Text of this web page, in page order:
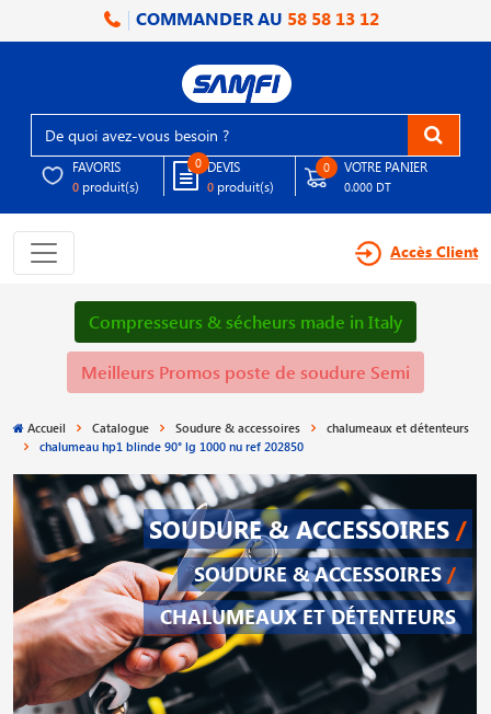
COMMANDER AU 58 58 13 12
FAVORIS
0 produit(s)
0 DEVIS
0 produit(s)
0 VOTRE PANIER
0.000 DT
Accès Client
Compresseurs & sécheurs made in Italy
Meilleurs Promos poste de soudure Semi
Accueil Catalogue Soudure & accessoires
chalumeaux et détenteurs
chalumeau hp1 blinde 90° lg 1000 nu ref 202850
SOUDURE & ACCESSOIRES /
SOUDURE & ACCESSOIRES /
CHALUMEAUX ET DÉTENTEURS